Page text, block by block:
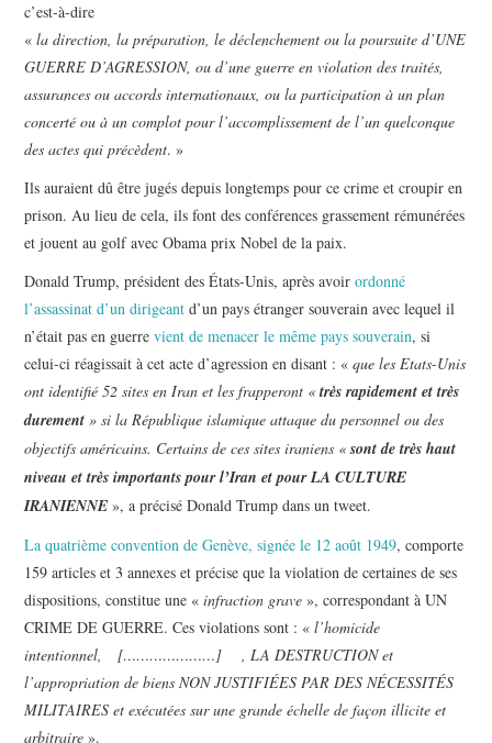
c’est-à-dire
«la direction, la préparation, le déclenchement ou la poursuite d’UNE
GUERRE D’AGRESSION, ou d’une guerre en violation des traités,
assurances ou accords internationaux, ou la participation à un plan
concerté ou à un complot pour l’accomplissement de l’un quelconque
des actes qui précèdent. »
Ils auraient dû être jugés depuis longtemps pour ce crime et croupir en
prison. Au lieu de cela, ils font des conférences grassement rémunérées
et jouent au golf avec Obama prix Nobel de la paix.
Donald Trump, président des États-Unis, après avoirordonné
l’assassinat d’un dirigeant d’un pays étranger souverain avec lequel il
n’était pas en guerrevient de menacer le même pays souverain, si
celui-ci réagissait à cet acte d’agression en disant : «que les Etats-Unis
ont identifié 52 sites en Iran et les frapperont «très rapidement et très
durement » si la République islamique attaque du personnel ou des
objectifs américains. Certains de ces sites iraniens «sont de très haut
niveau et très importants pour l’Iran et pour LA CULTURE
IRANIENNE », a précisé Donald Trump dans un tweet.
La quatrième convention de Genève, signée le 12 août 1949, comporte
159 articles et 3 annexes et précise que la violation de certaines de ses
dispositions, constitue une «infraction grave », correspondant à UN
CRIME DE GUERRE. Ces violations sont : « l’homicide
intentionnel, […………………] , LA DESTRUCTION et
l’appropriation de biens NON JUSTIFIÉES PAR DES NÉCESSITÉS
MILITAIRES et exécutées sur une grande échelle de façon illicite et
arbitraire ».